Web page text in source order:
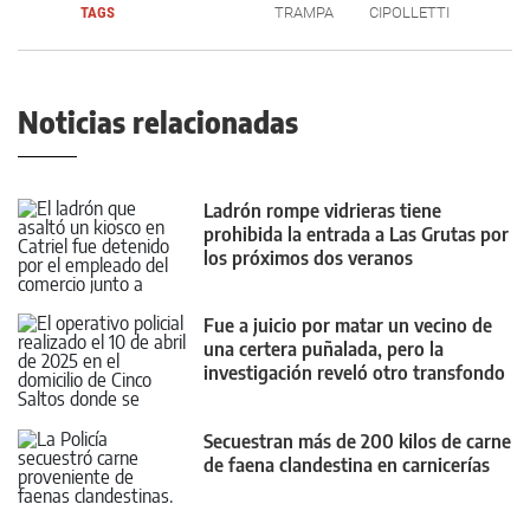
TAGS TRAMPA CIPOLLETTI
Noticias relacionadas
Ladrón rompe vidrieras tiene
prohibida la entrada a Las Grutas por
los próximos dos veranos
Fue a juicio por matar un vecino de
una certera puñalada, pero la
investigación reveló otro transfondo
Secuestran más de 200 kilos de carne
de faena clandestina en carnicerías